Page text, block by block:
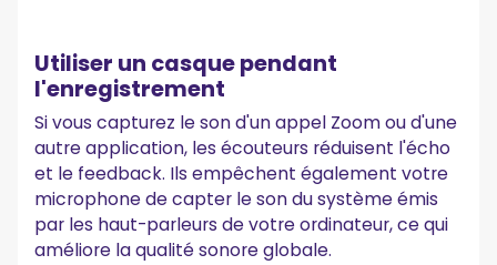
Utiliser un casque pendant
l'enregistrement
Si vous capturez le son d'un appel Zoom ou d'une
autre application, les écouteurs réduisent l'écho
et le feedback. Ils empêchent également votre
microphone de capter le son du système émis
par les haut-parleurs de votre ordinateur, ce qui
améliore la qualité sonore globale.